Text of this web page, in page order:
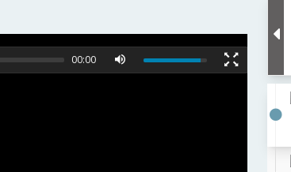
00:00